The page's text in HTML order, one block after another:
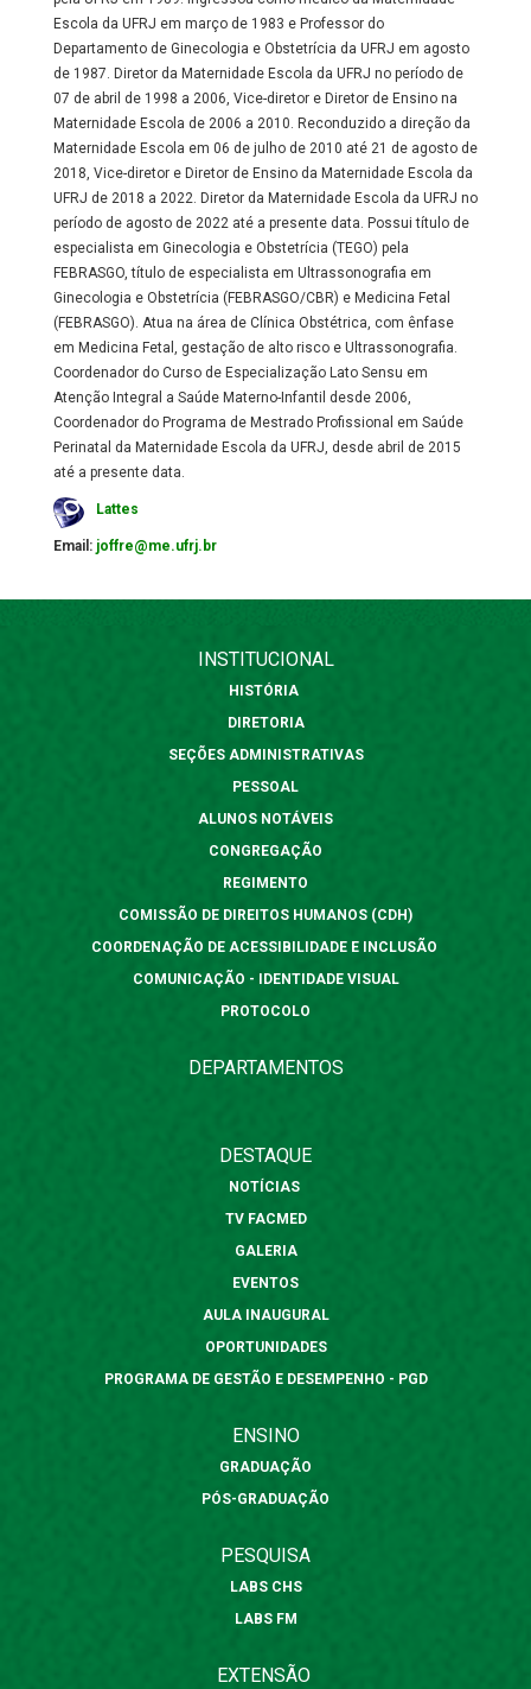
Escola da UFRJ em março de 1983 e Professor do
Departamento de Ginecologia e Obstetrícia da UFRJ em agosto
de 1987. Diretor da Maternidade Escola da UFRJ no período de
07 de abril de 1998 a 2006, Vice-diretor e Diretor de Ensino na
Maternidade Escola de 2006 a 2010. Reconduzido a direção da
Maternidade Escola em 06 de julho de 2010 até 21 de agosto de
2018, Vice-diretor e Diretor de Ensino da Maternidade Escola da
UFRJ de 2018 a 2022. Diretor da Maternidade Escola da UFRJ no
período de agosto de 2022 até a presente data. Possui título de
especialista em Ginecologia e Obstetrícia (TEGO) pela
FEBRASGO, título de especialista em Ultrassonografia em
Ginecologia e Obstetrícia (FEBRASGO/CBR) e Medicina Fetal
(FEBRASGO). Atua na área de Clínica Obstétrica, com ênfase
em Medicina Fetal, gestação de alto risco e Ultrassonografia.
Coordenador do Curso de Especialização Lato Sensu em
Atenção Integral a Saúde Materno-Infantil desde 2006,
Coordenador do Programa de Mestrado Profissional em Saúde
Perinatal da Maternidade Escola da UFRJ, desde abril de 2015
até a presente data.
Lattes
Email: joffre@me.ufrj.br
INSTITUCIONAL
HISTÓRIA
DIRETORIA
SEÇÕES ADMINISTRATIVAS
PESSOAL
ALUNOS NOTÁVEIS
CONGREGAÇÃO
REGIMENTO
COMISSÃO DE DIREITOS HUMANOS (CDH)
COORDENAÇÃO DE ACESSIBILIDADE E INCLUSÃO
COMUNICAÇÃO - IDENTIDADE VISUAL
PROTOCOLO
DEPARTAMENTOS
DESTAQUE
NOTÍCIAS
TV FACMED
GALERIA
EVENTOS
AULA INAUGURAL
OPORTUNIDADES
PROGRAMA DE GESTÃO E DESEMPENHO - PGD
ENSINO
GRADUAÇÃO
PÓS-GRADUAÇÃO
PESQUISA
LABS CHS
LABS FM
EXTENSÃO